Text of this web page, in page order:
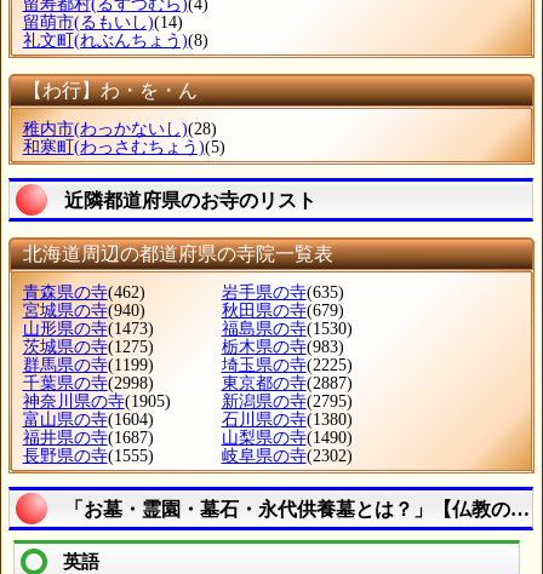
留寿都村(るすつむら)(4)
留萌市(るもいし)(14)
礼文町 (れぶんちょう)(8)
【わ行】わ・を・ん
稚内市(わっかないし)(28)
和寒町 (わっさむちょう)(5)
近隣都道府県のお寺のリスト
北海道周辺の都道府県の寺院一覧表
青森県の寺(462) 岩手県の寺(635)
宮城県の寺(940) 秋田県の寺(679)
山形県の寺(1473) 福島県の寺(1530)
茨城県の寺(1275) 栃木県の寺(983)
群馬県の寺(1199) 埼玉県の寺(2225)
千葉県の寺(2998) 東京都の寺(2887)
神奈川県の寺(1905) 新潟県の寺(2795)
富山県の寺(1604) 石川県の寺(1380)
福井県の寺(1687) 山梨県の寺(1490)
長野県の寺(1555) 岐阜県の寺(2302)
「お墓・霊園・墓石・永代供養墓とは？」【仏教の言
英語